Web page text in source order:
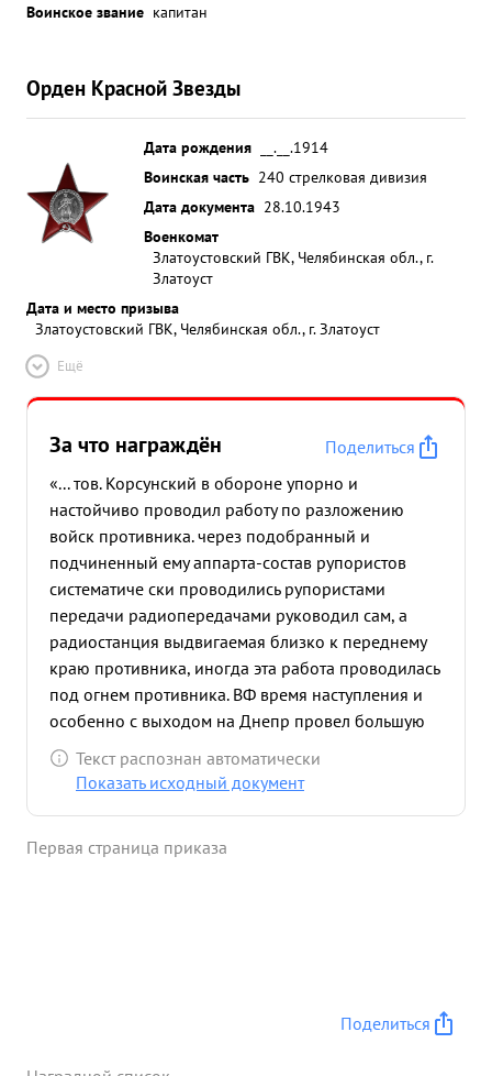
Воинское звание капитан
Орден Красной Звезды
Дата рождения
__.__.1914
Воинская часть 240 стрелковая дивизия
Дата документа 28.10.1943
Военкомат
Златоустовский ГВК, Челябинская обл., г.
Златоуст
Дата и место призыва
Златоустовский ГВК, Челябинская обл., г. Златоуст
Ещё
За что награждён
Поделиться
«... тов. Корсунский в обороне упорно и
настойчиво проводил работу по разложению
войск противника. через подобранный и
подчиненный ему аппарта-состав рупористов
систематиче ски проводились рупористами
передачи радиопередачами руководил сам, а
радиостанция выдвигаемая близко к переднему
краю противника, иногда эта работа проводилась
под огнем противника. ВФ время наступления и
особенно с выходом на Днепр провел большую
работу среди личного состава частей по раз
"яснению укудшения и морально- политическое
личным составом о падении морального духа
истиным на сторону их положением Красной и
Текст распознан автоматически
Показать исходный документ
Первая страница приказа
Поделиться